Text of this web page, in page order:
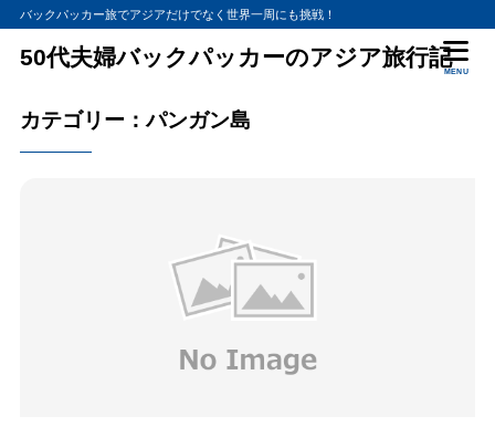
バックパッカー旅でアジアだけでなく世界一周にも挑戦！
50代夫婦バックパッカーのアジア旅行記
MENU
カテゴリー：パンガン島